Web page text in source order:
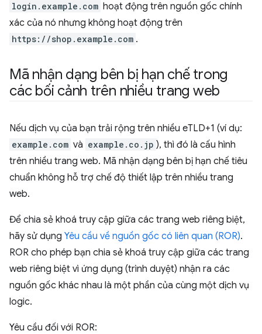
login.example.com hoạt động trên nguồn gốc chính
xác của nó nhưng không hoạt động trên
https://shop.example.com .
Mã nhận dạng bên bị hạn chế trong
các bối cảnh trên nhiều trang web
Nếu dịch vụ của bạn trải rộng trên nhiều eTLD+1 (ví dụ:
example.com và example.co.jp ), thì đó là cấu hình
trên nhiều trang web. Mã nhận dạng bên bị hạn chế tiêu
chuẩn không hỗ trợ chế độ thiết lập trên nhiều trang
web.
Để chia sẻ khoá truy cập giữa các trang web riêng biệt,
hãy sử dụng Yêu cầu về nguồn gốc có liên quan (ROR).
ROR cho phép bạn chia sẻ khoá truy cập giữa các trang
web riêng biệt vì ứng dụng (trình duyệt) nhận ra các
nguồn gốc khác nhau là một phần của cùng một dịch vụ
logic.
Yêu cầu đối với ROR: